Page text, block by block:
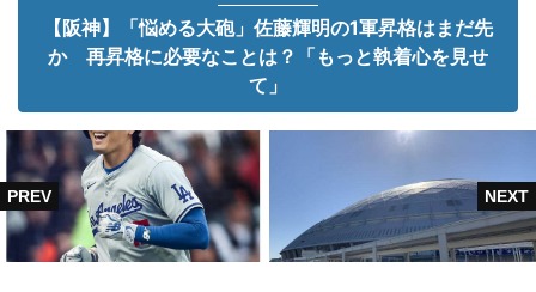
【阪神】「悩める大砲」佐藤輝明の1軍昇格はまだ先
か 再昇格に必要なことは？「もっと執着心を見せ
て」